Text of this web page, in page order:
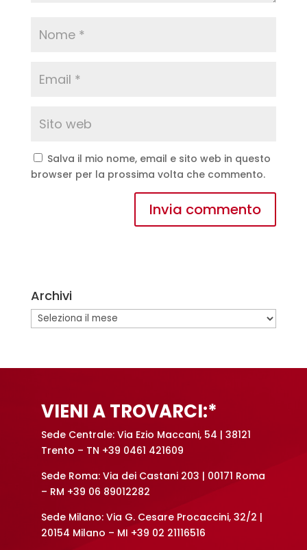
Salva il mio nome, email e sito web in questo
browser per la prossima volta che commento.
r
n
a
Archivi
Archivi
VIENI A TROVARCI:*
Sede Centrale: Via Ezio Maccani, 54 | 38121
Trento – TN +39 0461 421609
Sede Roma: Via dei Castani 203 | 00171 Roma
– RM +39 06 89012282
Sede Milano: Via G. Cesare Procaccini, 32/2 |
20154 Milano – MI +39 02 21116516